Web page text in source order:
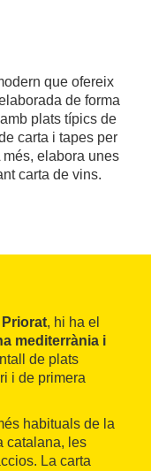
que ofereix
de forma
plats típics de
carta i tapes per
elabora unes
carta de vins.
Priorat, hi ha el
mediterrània i
de plats
i de primera
habituals de la
catalana, les
La carta